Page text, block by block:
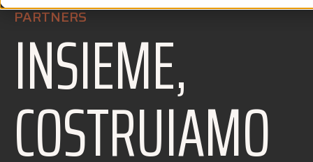
PARTNERS
INSIEME,
COSTRUIAMO